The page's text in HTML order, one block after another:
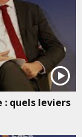
quels leviers